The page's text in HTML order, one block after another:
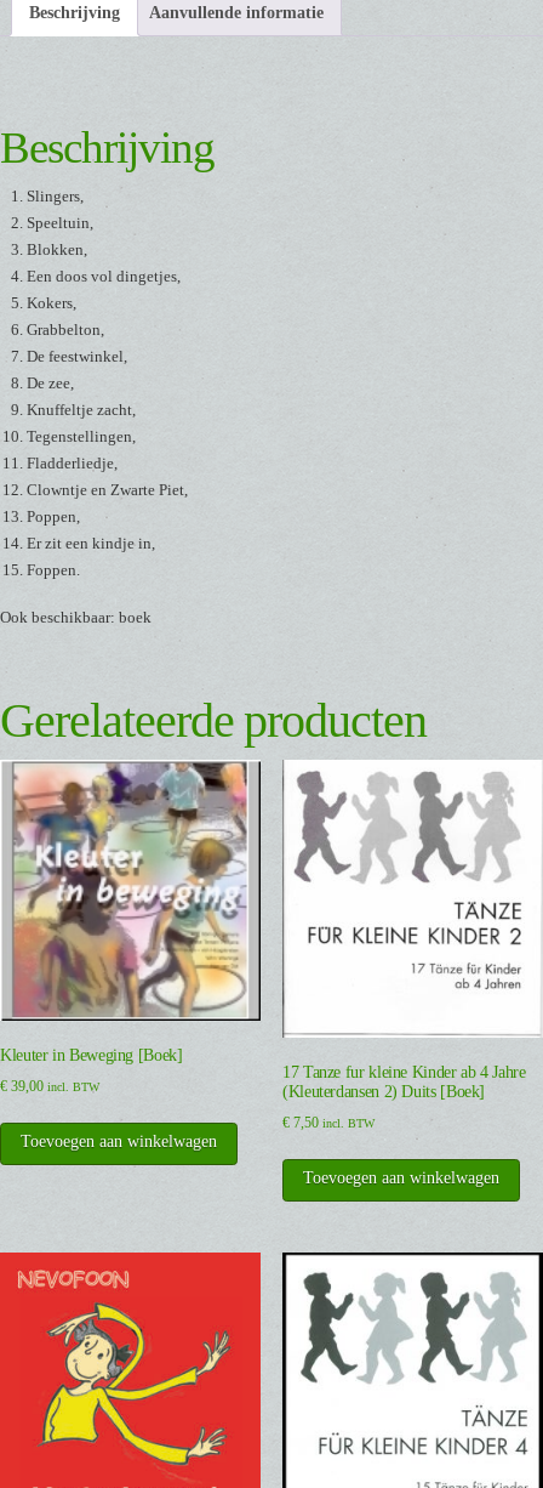
Beschrijving Aanvullende informatie
Beschrijving
Slingers,
Speeltuin,
Blokken,
Een doos vol dingetjes,
Kokers,
Grabbelton,
De feestwinkel,
De zee,
Knuffeltje zacht,
Tegenstellingen,
Fladderliedje,
Clowntje en Zwarte Piet,
Poppen,
Er zit een kindje in,
Foppen.
Ook beschikbaar: boek
Gerelateerde producten
Kleuter in Beweging [Boek]
€ 39,00 incl. BTW
Toevoegen aan winkelwagen
17 Tanze fur kleine Kinder ab 4 Jahre
(Kleuterdansen 2) Duits [Boek]
€7,50 incl. BTW
Toevoegen aan winkelwagen